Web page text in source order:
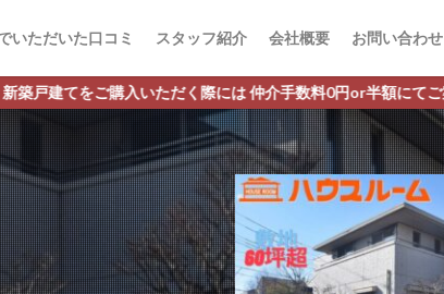
いただいた口コミ スタッフ紹介 会社概要 お問い合わせ
介手数料0円or半額にてご案内させていただいております。